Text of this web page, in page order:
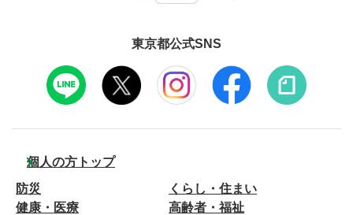
東京都公式SNS
個人の方トップ
防災
くらし・住まい
健康・医療
高齢者・福祉